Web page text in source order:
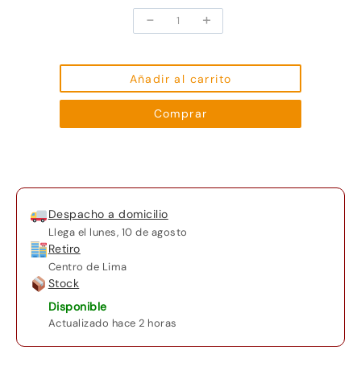
-
Laptop
Euro
Euro
Plus
Core
RAM
512
IPS,
+
Añadir al carrito
Comprar
Despacho a domicilio
Llega el lunes, 10 de agosto
Retiro
Centro de Lima
Stock
Disponible
Actualizado hace 2 horas